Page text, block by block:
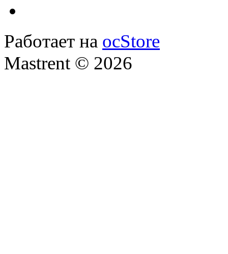
Работает на ocStore
Mastrent © 2026